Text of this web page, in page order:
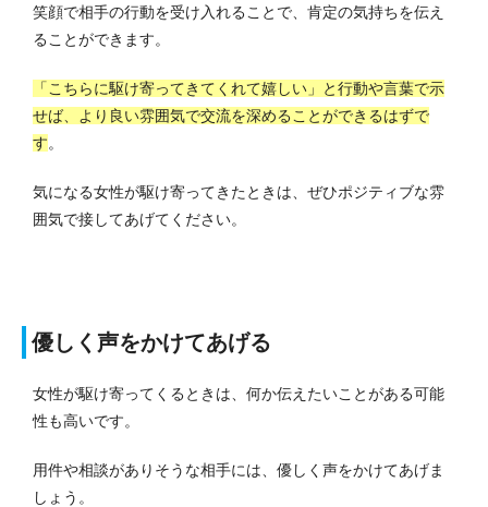
笑顔で相手の行動を受け入れることで、肯定の気持ちを伝え
ることができます。
「こちらに駆け寄ってきてくれて嬉しい」と行動や言葉で示
せば、より良い雰囲気で交流を深めることができるはずで
す。
気になる女性が駆け寄ってきたときは、ぜひポジティブな雰
囲気で接してあげてください。
優しく声をかけてあげる
女性が駆け寄ってくるときは、何か伝えたいことがある可能
性も高いです。
用件や相談がありそうな相手には、優しく声をかけてあげま
しょう。